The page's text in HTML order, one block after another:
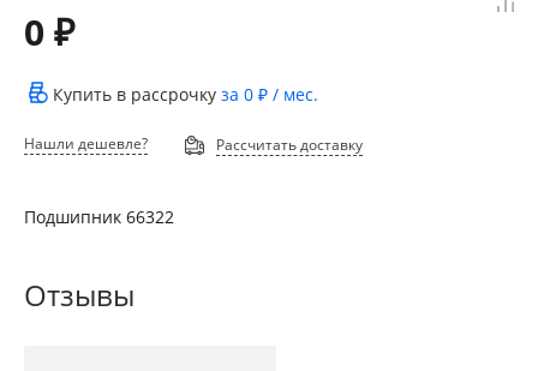
0 ₽
Купить в рассрочку за 0 ₽ / мес.
Нашли дешевле? Рассчитать доставку
Подшипник 66322
Отзывы